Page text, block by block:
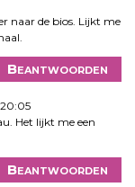
naar de bios. Lijkt me
Beantwoorden
Het lijkt me een
Beantwoorden